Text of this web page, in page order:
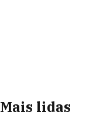
Mais lidas